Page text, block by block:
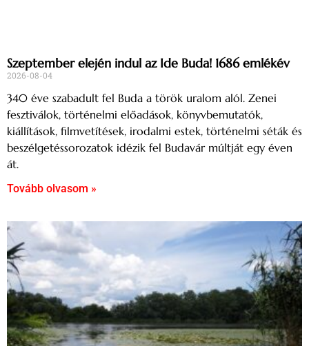
Szeptember elején indul az Ide Buda! 1686 emlékév
2026-08-04
340 éve szabadult fel Buda a török uralom alól. Zenei
fesztiválok, történelmi előadások, könyvbemutatók,
kiállítások, filmvetítések, irodalmi estek, történelmi séták és
beszélgetéssorozatok idézik fel Budavár múltját egy éven
át.
Tovább olvasom »